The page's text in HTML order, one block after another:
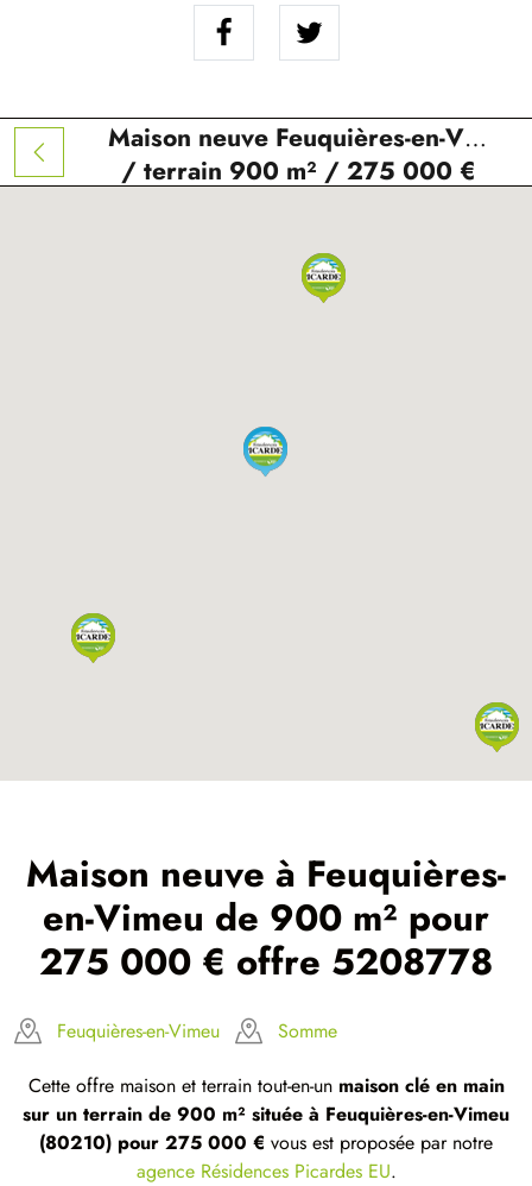
Maison neuve Feuquières-en-Vimeu
/ terrain 900 m² / 275 000 €
Maison neuve à Feuquières-
en-Vimeu de 900 m² pour
275 000 € offre 5208778
Feuquières-en-Vimeu Somme
Cette offre maison et terrain tout-en-un maison clé en main
sur un terrain de 900 m² située à Feuquières-en-Vimeu
(80210) pour 275 000 € vous est proposée par notre
agence Résidences Picardes EU.